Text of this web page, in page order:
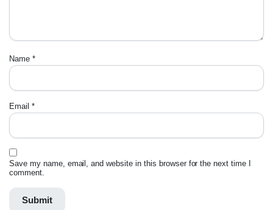
Name *
Email *
Save my name, email, and website in this browser for the next time I
comment.